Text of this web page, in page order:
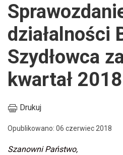
działalności
Szydłowca
kwartał
Drukuj
Opublikowano: 06 czerwiec 2018
Szanowni Państwo,